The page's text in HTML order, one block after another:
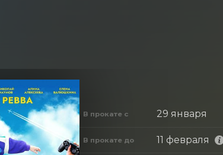
В прокате с 29 января
В прокате до 11 февраля